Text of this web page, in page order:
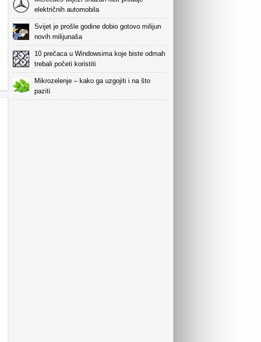
električnih automobila
Svijet je prošle godine dobio gotovo milijun
novih milijunaša
10 prečaca u Windowsima koje biste odmah
trebali početi koristiti
Mikrozelenje – kako ga uzgojiti i na što
paziti